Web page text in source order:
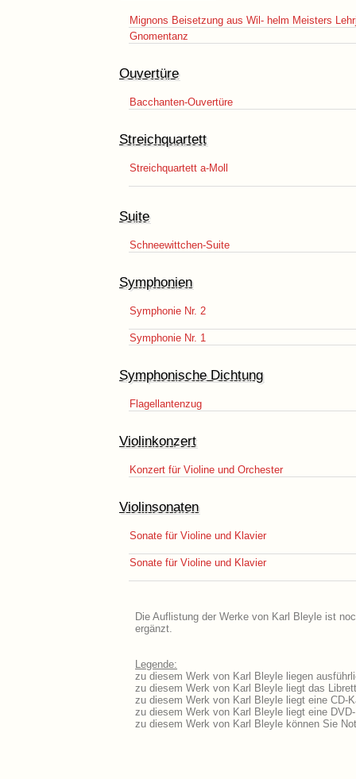
Mignons Beisetzung aus Wil- helm Meisters
Gnomentanz
Ouvertüre
Bacchanten-Ouvertüre
Streichquartett
Streichquartett a-Moll
Suite
Schneewittchen-Suite
Symphonien
Symphonie Nr. 2
Symphonie Nr. 1
Symphonische Dichtung
Flagellantenzug
Violinkonzert
Konzert für Violine und Orchester
Violinsonaten
Sonate für Violine und Klavier
Sonate für Violine und Klavier
Die Auflistung der Werke von Karl Bleyle ist
ergänzt.
Legende:
zu diesem Werk von Karl Bleyle liegen
zu diesem Werk von Karl Bleyle liegt das
zu diesem Werk von Karl Bleyle liegt eine CD-
zu diesem Werk von Karl Bleyle liegt eine
zu diesem Werk von Karl Bleyle können Sie